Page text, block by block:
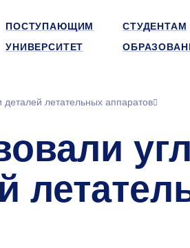
ПОСТУПАЮЩИМ
СТУДЕНТАМ
УНИВЕРСИТЕТ
летательных аппаратов